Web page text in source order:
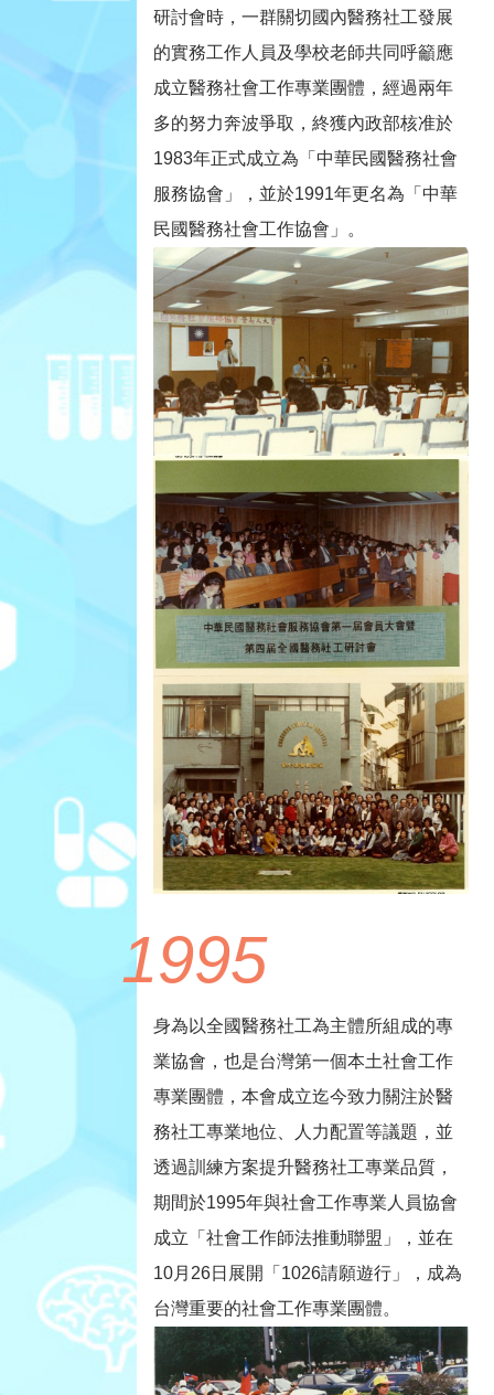
研討會時，一群關切國內醫務社工發展
的實務工作人員及學校老師共同呼籲應
成立醫務社會工作專業團體，經過兩年
多的努力奔波爭取，終獲內政部核准於
1983年正式成立為「中華民國醫務社會
服務協會」，並於1991年更名為「中華
民國醫務社會工作協會」。
1995
身為以全國醫務社工為主體所組成的專
業協會，也是台灣第一個本土社會工作
專業團體，本會成立迄今致力關注於醫
務社工專業地位、人力配置等議題，並
透過訓練方案提升醫務社工專業品質，
期間於1995年與社會工作專業人員協會
成立「社會工作師法推動聯盟」，並在
10月26日展開「1026請願遊行」，成為
台灣重要的社會工作專業團體。